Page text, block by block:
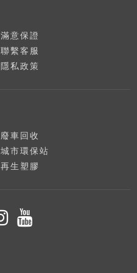
滿意保證
聯繫客服
隱私政策
廢車回收
城市環保站
再生塑膠